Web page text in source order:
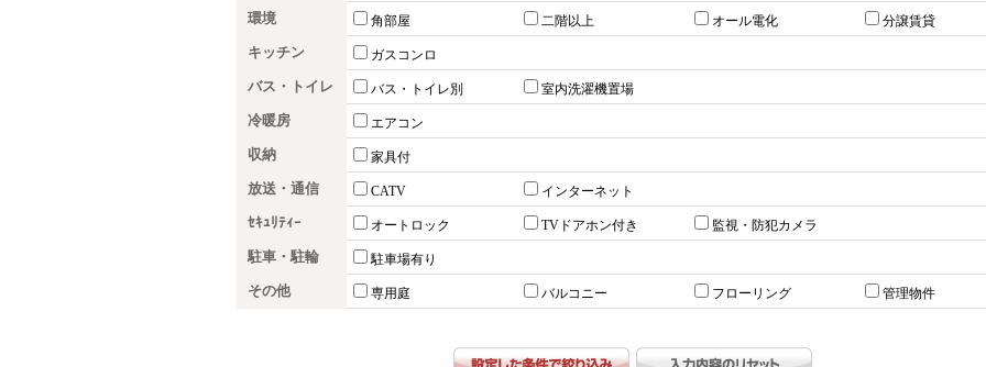
環境 角部屋 二階以上 オール電化 分譲賃貸
キッチン ガスコンロ
バス・トイレ バス・トイレ別 室内洗濯機置場
冷暖房 エアコン
収納 家具付
放送・通信 CATV インターネット
ｾｷｭﾘﾃｨｰ オートロック TVドアホン付き 監視・防犯カメラ
駐車・駐輪 駐車場有り
その他 専用庭 バルコニー フローリング 管理物件